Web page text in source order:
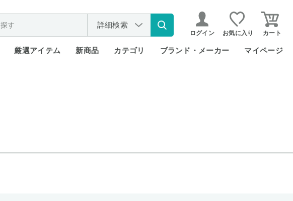
詳細検索
ログイン お気に入り カート
厳選アイテム 新商品 カテゴリ ブランド・メーカー マイページ